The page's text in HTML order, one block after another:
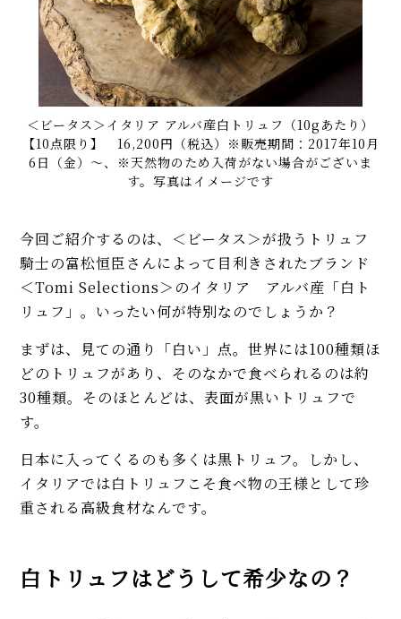
＜ビータス＞イタリア アルバ産白トリュフ（10gあたり）
【10点限り】 16,200円（税込）※販売期間：2017年10月
6日（金）～、※天然物のため入荷がない場合がございま
す。写真はイメージです
今回ご紹介するのは、＜ビータス＞が扱うトリュフ
騎士の富松恒臣さんによって目利きされたブランド
＜Tomi Selections＞のイタリア アルバ産「白ト
リュフ」。いったい何が特別なのでしょうか？
まずは、見ての通り「白い」点。世界には100種類ほ
どのトリュフがあり、そのなかで食べられるのは約
30種類。そのほとんどは、表面が黒いトリュフで
す。
日本に入ってくるのも多くは黒トリュフ。しかし、
イタリアでは白トリュフこそ食べ物の王様として珍
重される高級食材なんです。
白トリュフはどうして希少なの？